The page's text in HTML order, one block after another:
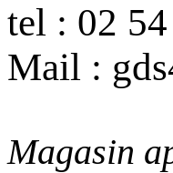
tel : 02
Mail :
Magasin